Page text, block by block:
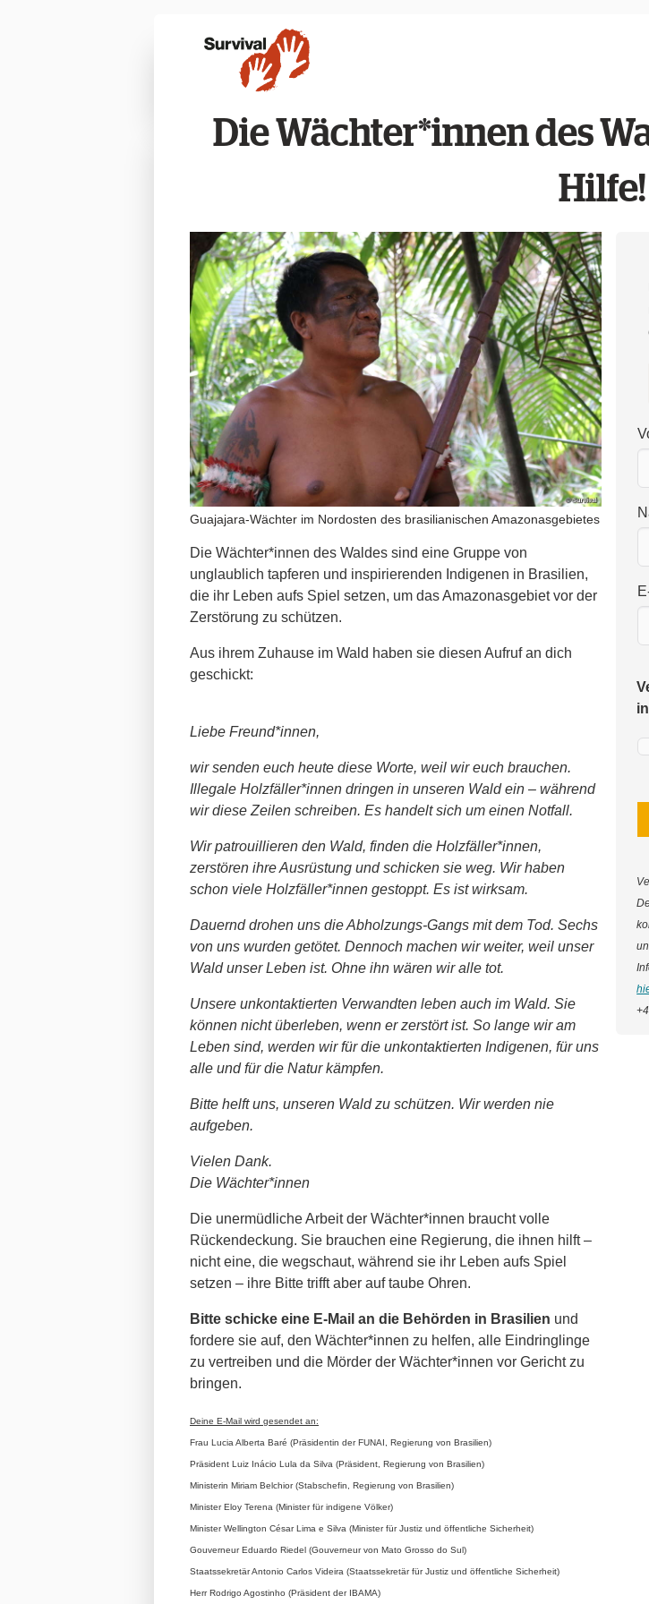
Die Wächter*innen des
Hilfe!
Guajajara-Wächter im Nordosten des brasilianischen Amazonasgebietes
Die Wächter*innen des Waldes sind eine Gruppe von
unglaublich tapferen und inspirierenden Indigenen in Brasilien,
die ihr Leben aufs Spiel setzen, um das Amazonasgebiet vor der
Zerstörung zu schützen.
Aus ihrem Zuhause im Wald haben sie diesen Aufruf an dich
geschickt:
Liebe Freund*innen,
wir senden euch heute diese Worte, weil wir euch brauchen.
Illegale Holzfäller*innen dringen in unseren Wald ein – während
wir diese Zeilen schreiben. Es handelt sich um einen Notfall.
Wir patrouillieren den Wald, finden die Holzfäller*innen,
zerstören ihre Ausrüstung und schicken sie weg. Wir haben
schon viele Holzfäller*innen gestoppt. Es ist wirksam.
Dauernd drohen uns die Abholzungs-Gangs mit dem Tod. Sechs
von uns wurden getötet. Dennoch machen wir weiter, weil unser
Wald unser Leben ist. Ohne ihn wären wir alle tot.
Unsere unkontaktierten Verwandten leben auch im Wald. Sie
können nicht überleben, wenn er zerstört ist. So lange wir am
Leben sind, werden wir für die unkontaktierten Indigenen, für uns
alle und für die Natur kämpfen.
Bitte helft uns, unseren Wald zu schützen. Wir werden nie
aufgeben.
Vielen Dank.
Die Wächter*innen
Die unermüdliche Arbeit der Wächter*innen braucht volle
Rückendeckung. Sie brauchen eine Regierung, die ihnen hilft –
nicht eine, die wegschaut, während sie ihr Leben aufs Spiel
setzen – ihre Bitte trifft aber auf taube Ohren.
Bitte schicke eine E-Mail an die Behörden in Brasilien und
fordere sie auf, den Wächter*innen zu helfen, alle Eindringlinge
zu vertreiben und die Mörder der Wächter*innen vor Gericht zu
bringen.
Deine E-Mail wird gesendet an:
Frau Lucia Alberta Baré (Präsidentin der FUNAI, Regierung von Brasilien)
Präsident Luiz Inácio Lula da Silva (Präsident, Regierung von Brasilien)
Ministerin Miriam Belchior (Stabschefin, Regierung von Brasilien)
Minister Eloy Terena (Minister für indigene Völker)
Minister Wellington César Lima e Silva (Minister für Justiz und öffentliche Sicherheit)
Gouverneur Eduardo Riedel (Gouverneur von Mato Grosso do Sul)
Staatssekretär Antonio Carlos Videira (Staatssekretär für Justiz und öffentliche Sicherheit)
Herr Rodrigo Agostinho (Präsident der IBAMA)